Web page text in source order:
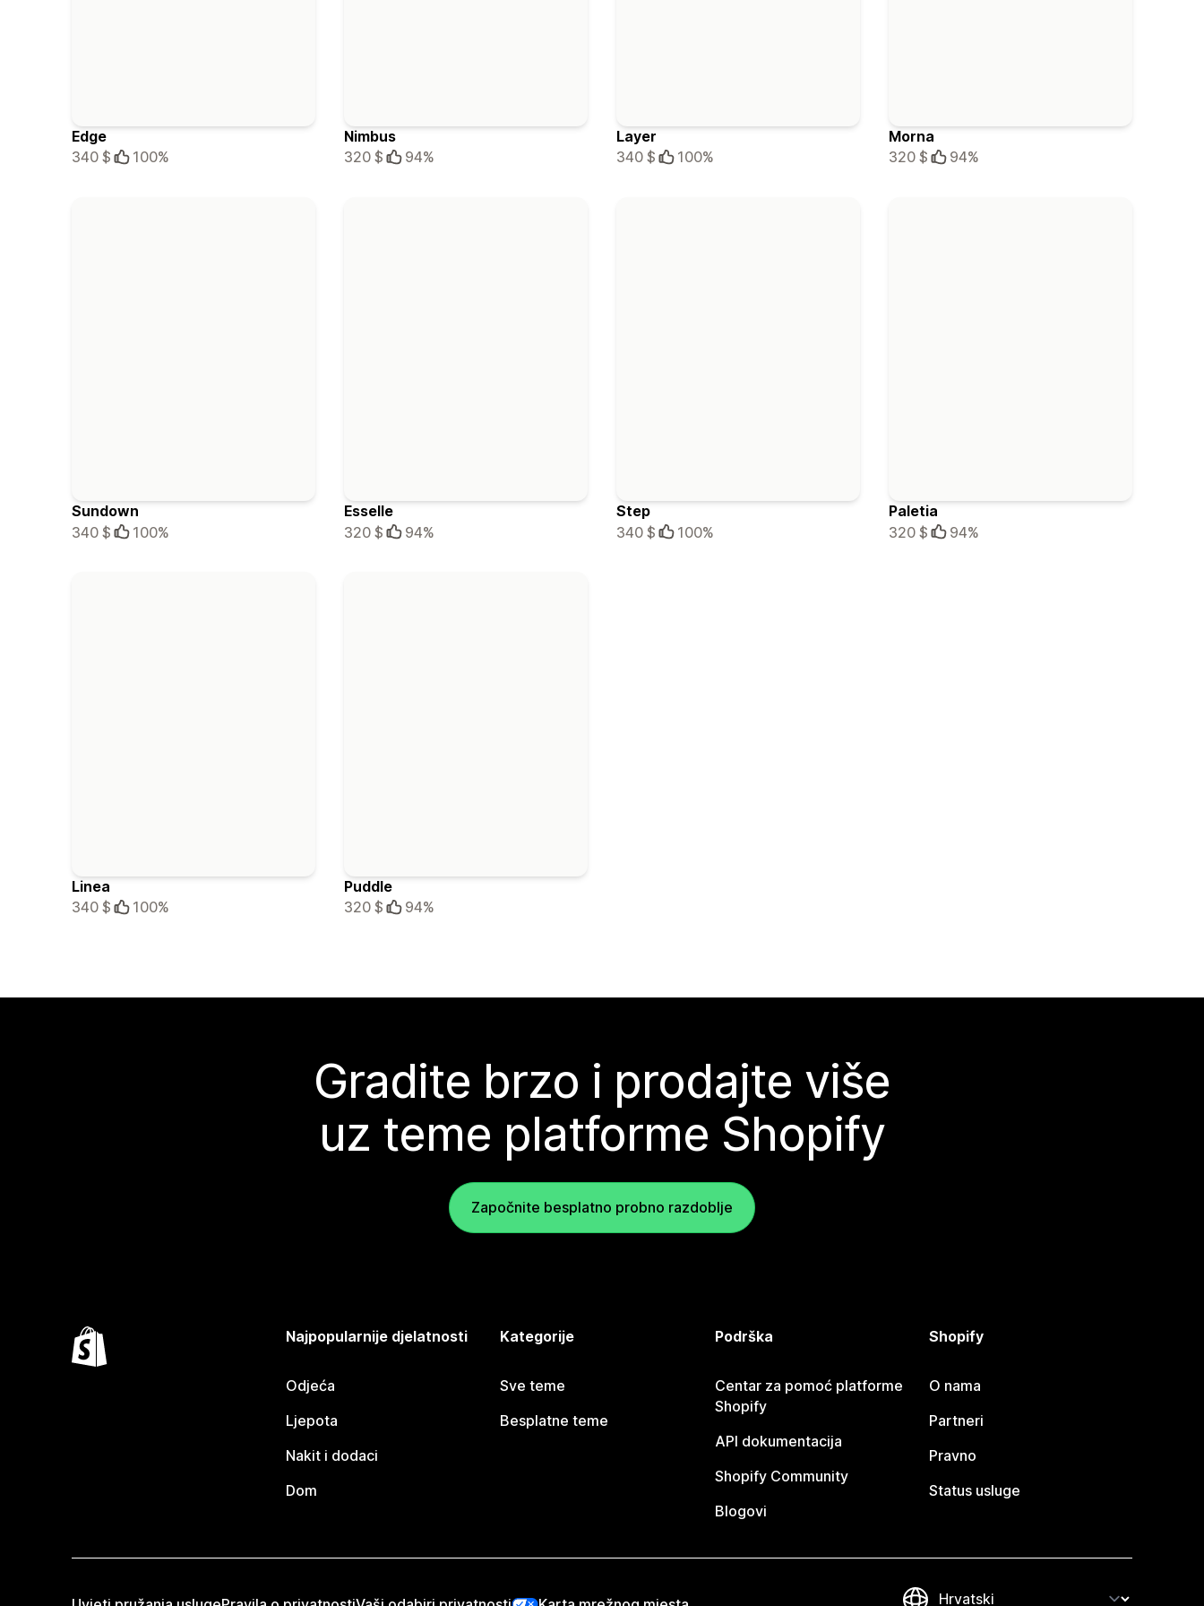
Edge
340 $
100%
Nimbus
320 $
94%
Layer
340 $
100%
Morna
320 $
94%
Sundown
340 $
100%
Esselle
320 $
94%
Step
340 $
100%
Paletia
320 $
94%
Linea
340 $
100%
Puddle
320 $
94%
Gradite brzo i prodajte više
uz teme platforme Shopify
Započnite besplatno probno razdoblje
Najpopularnije djelatnosti
Odjeća
Ljepota
Nakit i dodaci
Dom
Kategorije
Sve teme
Besplatne teme
Podrška
Centar za pomoć platforme
Shopify
API dokumentacija
Shopify Community
Blogovi
Shopify
O nama
Partneri
Pravno
Status usluge